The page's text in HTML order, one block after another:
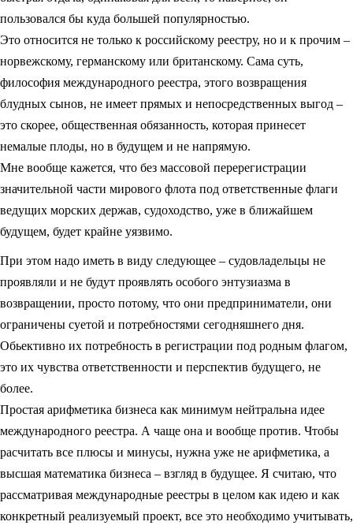
пользовался бы куда большей популярностью.
Это относится не только к российскому реестру, но и к прочим –
норвежскому, германскому или британскому. Сама суть,
философия международного реестра, этого возвращения
блудных сынов, не имеет прямых и непосредственных выгод –
это скорее, общественная обязанность, которая принесет
немалые плоды, но в будущем и не напрямую.
Мне вообще кажется, что без массовой перерегистрации
значительной части мирового флота под ответственные флаги
ведущих морских держав, судоходство, уже в ближайшем
будущем, будет крайне уязвимо.
При этом надо иметь в виду следующее – судовладельцы не
проявляли и не будут проявлять особого энтузиазма в
возвращении, просто потому, что они предприниматели, они
ограничены суетой и потребностями сегодняшнего дня.
Обьективно их потребность в регистрации под родным флагом,
это их чувства ответственности и перспектив будущего, не
более.
Простая арифметика бизнеса как минимум нейтральна идее
международного реестра. А чаще она и вообще против. Чтобы
расчитать все плюсы и минусы, нужна уже не арифметика, а
высшая математика бизнеса – взгляд в будущее. Я считаю, что
рассматривая международные реестры в целом как идею и как
конкретный реализуемый проект, все это необходимо учитывать,